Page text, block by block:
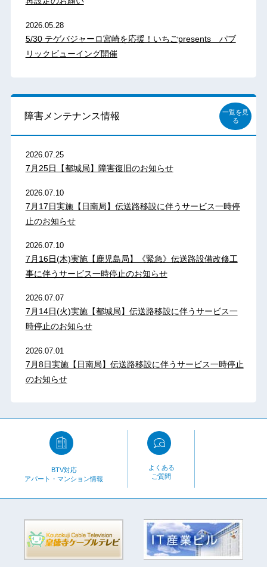
2026.05.28
5/30 テゲバジャーロ宮崎を応援！いちごpresents パブ
リックビューイング開催
障害メンテナンス情報
一覧を見
る
2026.07.25
7月25日【都城局】障害復旧のお知らせ
2026.07.10
7月17日実施【日南局】伝送路移設に伴うサービス一時停
止のお知らせ
2026.07.10
7月16日(木)実施【鹿児島局】《緊急》伝送路設備改修工
事に伴うサービス一時停止のお知らせ
2026.07.07
7月14日(火)実施【都城局】伝送路移設に伴うサービス一
時停止のお知らせ
2026.07.01
7月8日実施【日南局】伝送路移設に伴うサービス一時停止
のお知らせ
BTV対応
アパート・マンション情報
よくある
ご質問